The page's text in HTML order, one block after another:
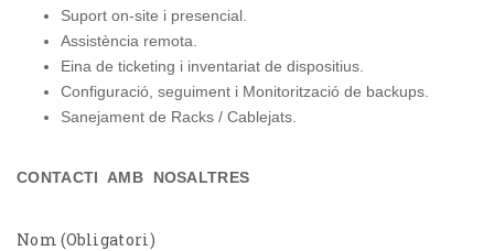
Suport on-site i presencial.
Assistència remota.
Eina de ticketing i inventariat de dispositius.
Configuració, seguiment i Monitorització de backups
Sanejament de Racks / Cablejats.
CONTACTI AMB NOSALTRES
Nom (Obligatori)